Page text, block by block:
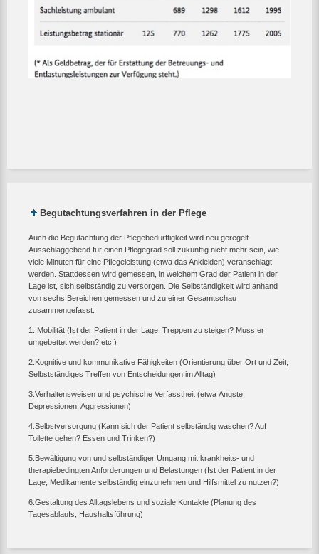
Begutachtungsverfahren in der Pflege
Auch die Begutachtung der Pflegebedürftigkeit wird neu geregelt.
Ausschlaggebend für einen Pflegegrad soll zukünftig nicht mehr sein, wie
viele Minuten für eine Pflegeleistung (etwa das Ankleiden) veranschlagt
werden. Stattdessen wird gemessen, in welchem Grad der Patient in der
Lage ist, sich selbständig zu versorgen. Die Selbständigkeit wird anhand
von sechs Bereichen gemessen und zu einer Gesamtschau
zusammengefasst:
1. Mobilität (Ist der Patient in der Lage, Treppen zu steigen? Muss er
umgebettet werden? etc.)
2.Kognitive und kommunikative Fähigkeiten (Orientierung über Ort und Zeit,
Selbstständiges Treffen von Entscheidungen im Alltag)
3.Verhaltensweisen und psychische Verfasstheit (etwa Ängste,
Depressionen, Aggressionen)
4.Selbstversorgung (Kann sich der Patient selbständig waschen? Auf
Toilette gehen? Essen und Trinken?)
5.Bewältigung von und selbständiger Umgang mit krankheits- und
therapiebedingten Anforderungen und Belastungen (Ist der Patient in der
Lage, Medikamente selbständig einzunehmen und Hilfsmittel zu nutzen?)
6.Gestaltung des Alltagslebens und soziale Kontakte (Planung des
Tagesablaufs, Haushaltsführung)